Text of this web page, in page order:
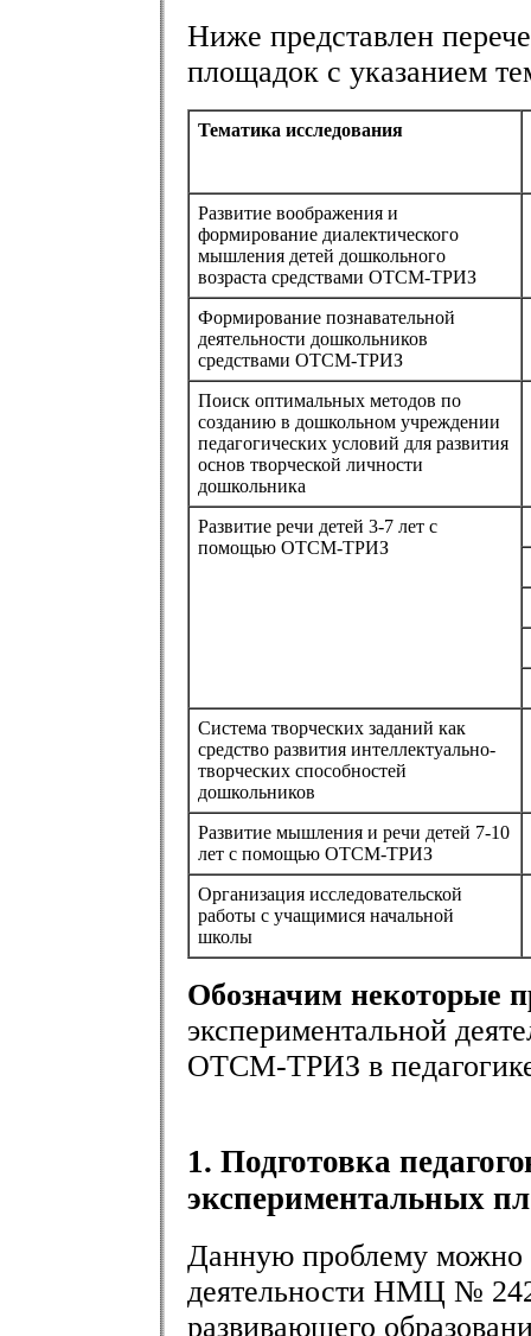
Ниже представлен
площадок с указанием
Тематика исследования
Развитие воображения и
формирование диалектического
мышления детей дошкольного
возраста средствами ОТСМ-ТРИЗ
Формирование познавательной
деятельности дошкольников
средствами ОТСМ-ТРИЗ
Поиск оптимальных методов по
созданию в дошкольном учреждении
педагогических условий для развития
основ творческой личности
дошкольника
Развитие речи детей 3-7 лет с
помощью ОТСМ-ТРИЗ
Система творческих заданий как
средство развития интеллектуально-
творческих способностей
дошкольников
Развитие мышления и речи детей 7-10
лет с помощью ОТСМ-ТРИЗ
Организация исследовательской
работы с учащимися начальной
школы
Обозначим некоторые
экспериментальной
ОТСМ-ТРИЗ в
1. Подготовка
экспериментальных
Данную проблему можно
деятельности НМЦ №
развивающего